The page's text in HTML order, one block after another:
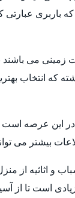
باربری
می باشند
بهترین
این عرصه است
بیشتر می
از منزل
است تا